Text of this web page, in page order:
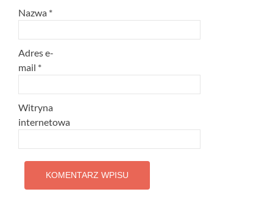
Nazwa *
Adres e-
mail *
Witryna
internetowa